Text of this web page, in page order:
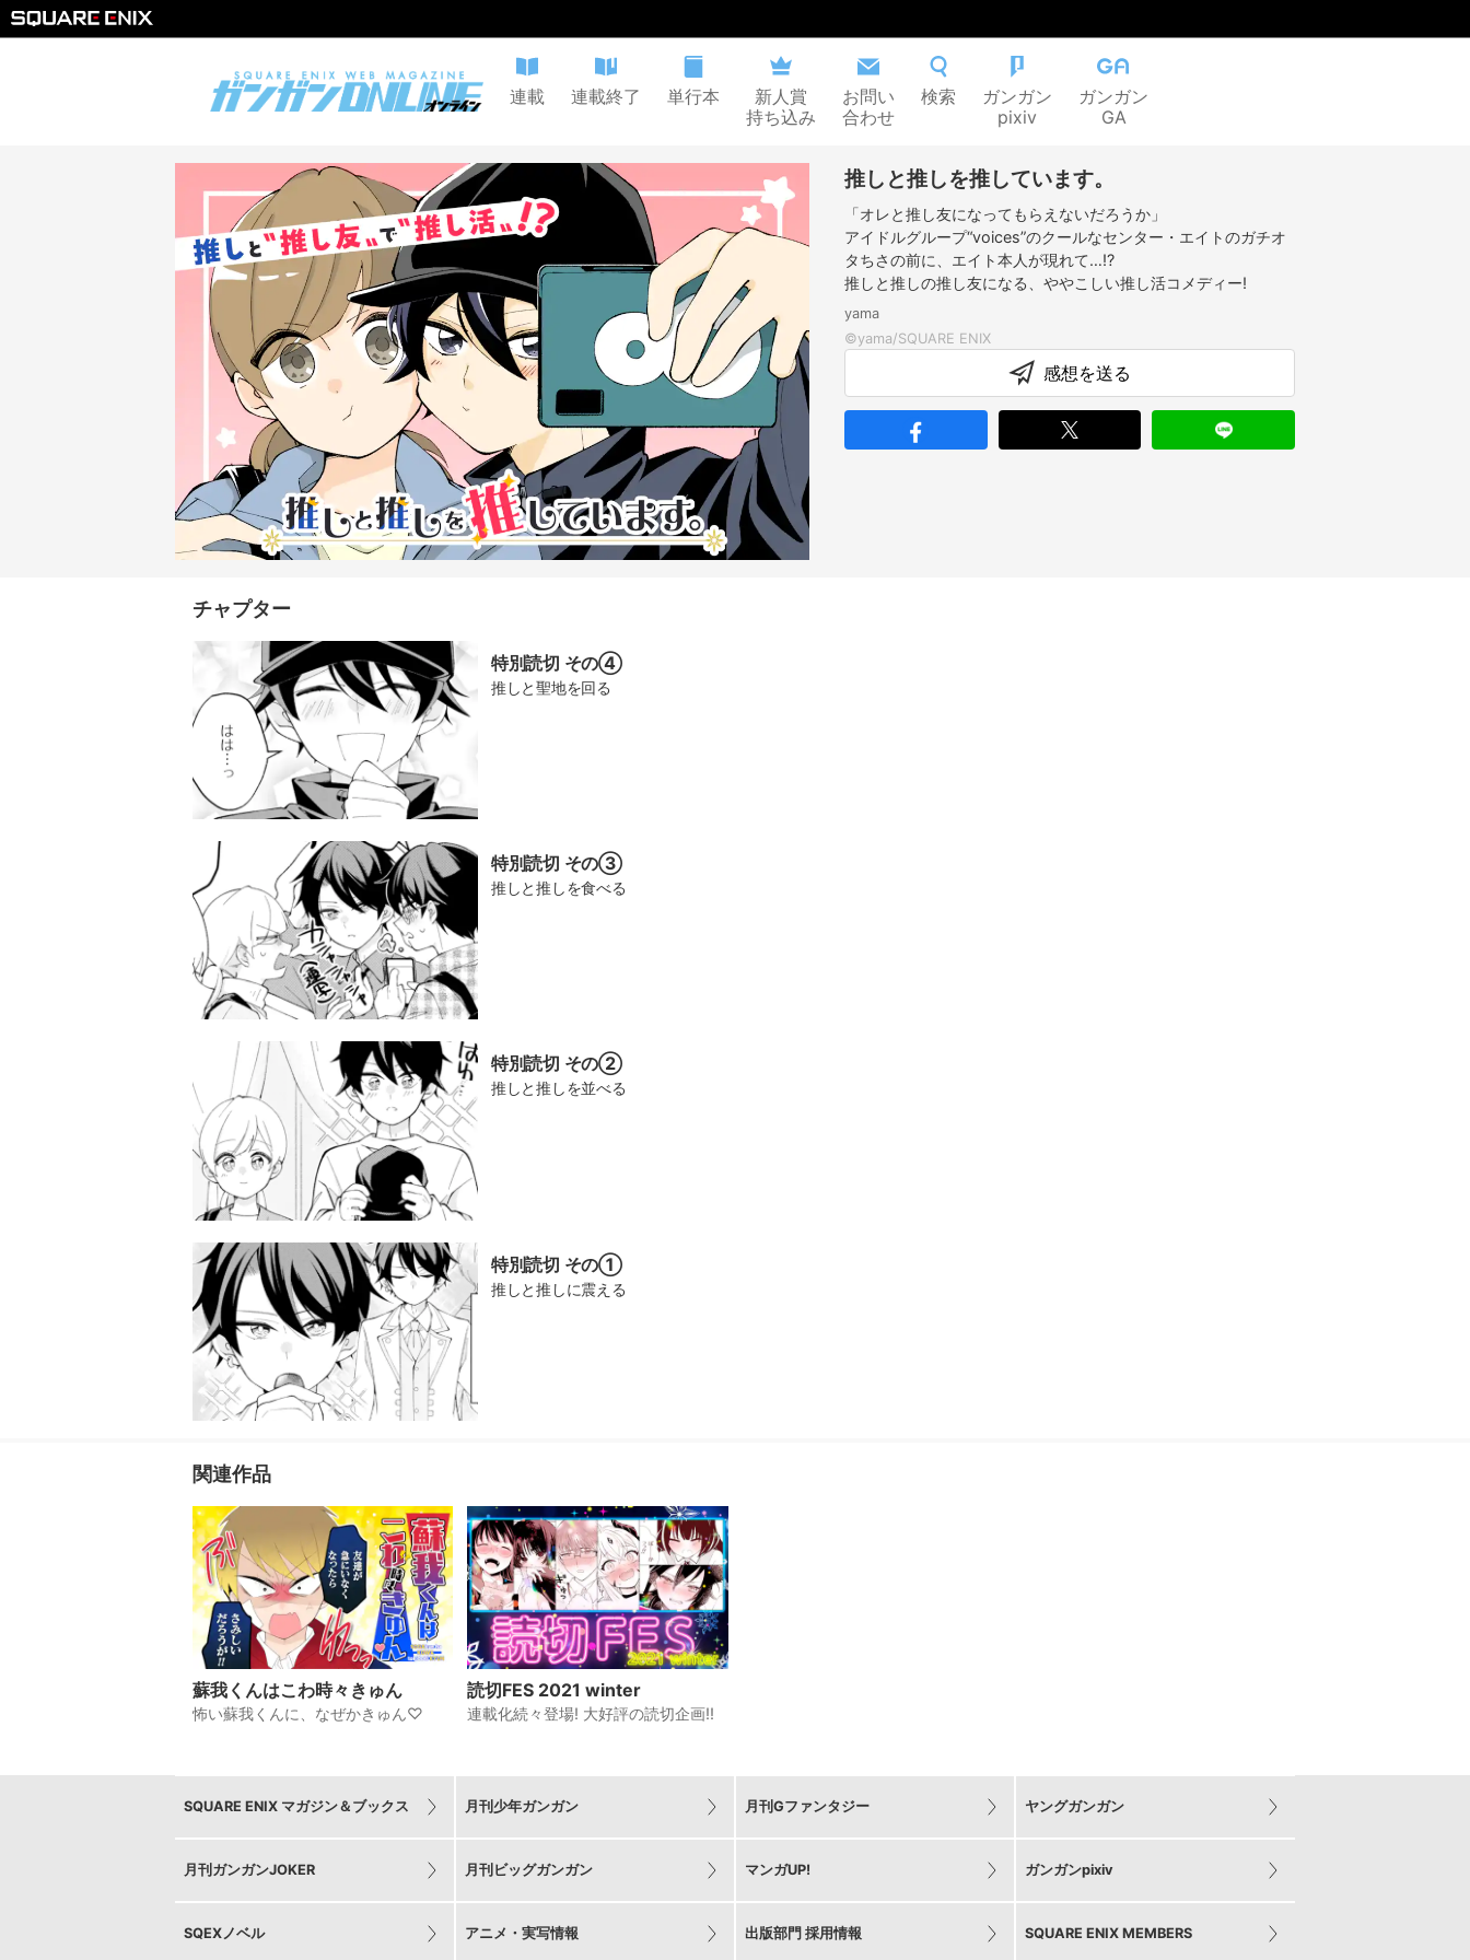
連載 連載終了 単行本
新人賞
持ち込み
お問い
合わせ
検索
ガンガン
pixiv
ガンガン
GA
推しと推しを推しています。
「オレと推し友になってもらえないだろうか」
アイドルグループ“voices”のクールなセンター・エイトのガチオ
タちさの前に、エイト本人が現れて…!?
推しと推しの推し友になる、ややこしい推し活コメディー!
yama
感想を送る
チャプター
特別読切 その④
推しと聖地を回る
特別読切 その③
推しと推しを食べる
特別読切 その②
推しと推しを並べる
特別読切 その①
推しと推しに震える
関連作品
蘇我くんはこわ時々きゅん
怖い蘇我くんに、なぜかきゅん♡
読切FES 2021 winter
連載化続々登場! 大好評の読切企画!!
SQUARE ENIX マガジン＆ブックス 月刊少年ガンガン 月刊Gファンタジー ヤングガンガン
月刊ガンガンJOKER 月刊ビッグガンガン マンガUP! ガンガンpixiv
SQEXノベル アニメ・実写情報 出版部門 採用情報 SQUARE ENIX MEMBERS